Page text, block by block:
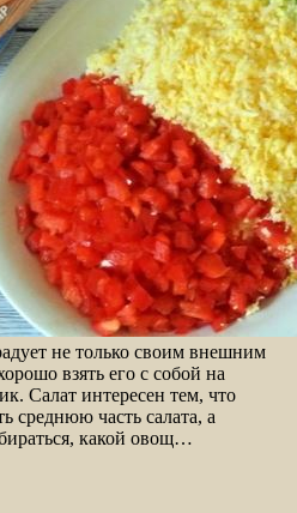
не только своим внешним
взять его с собой на
Салат интересен тем, что
среднюю часть салата, а
какой овощ…